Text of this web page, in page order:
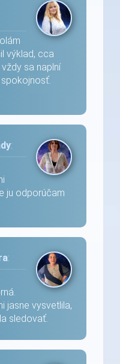
výklad, cca
sa naplní
:
ju odporúčam
:
jasne vysvetlila,
sledovať.